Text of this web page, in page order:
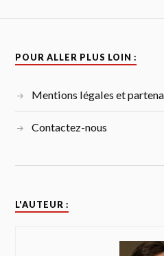
POUR ALLER PLUS LOIN :
Mentions légales et
Contactez-nous
L'AUTEUR :